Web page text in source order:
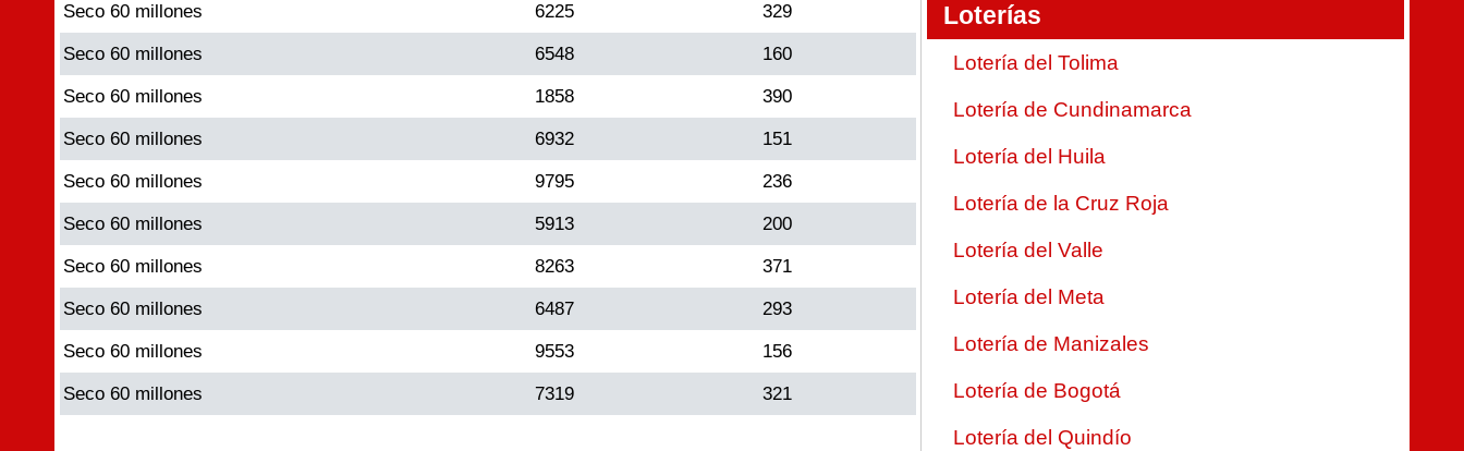
Seco 60 millones 6225 329
Seco 60 millones 6548 160
Seco 60 millones 1858 390
Seco 60 millones 6932 151
Seco 60 millones 9795 236
Seco 60 millones 5913 200
Seco 60 millones 8263 371
Seco 60 millones 6487 293
Seco 60 millones 9553 156
Seco 60 millones 7319 321
Loterías
Lotería del Tolima
Lotería de Cundinamarca
Lotería del Huila
Lotería de la Cruz Roja
Lotería del Valle
Lotería del Meta
Lotería de Manizales
Lotería de Bogotá
Lotería del Quindío